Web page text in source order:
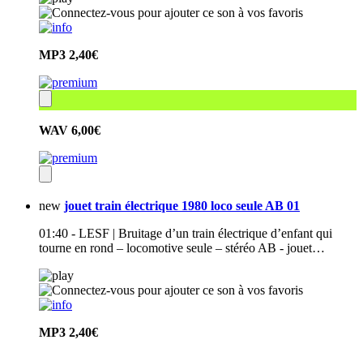
MP3 2,40€
WAV 6,00€
new jouet train électrique 1980 loco seule AB 01
01:40 - LESF | Bruitage d’un train électrique d’enfant qui
tourne en rond – locomotive seule – stéréo AB - jouet…
MP3 2,40€